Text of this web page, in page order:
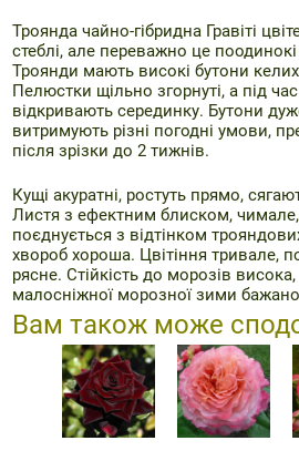
Троянда чайно-гібридна Гравіті
стеблі, але переважно це
Троянди мають високі бутони
Пелюстки щільно згорнуті, а під
відкривають серединку. Бутони
витримують різні погодні умови,
після зрізки до 2 тижнів.
Кущі акуратні, ростуть прямо,
Листя з ефектним блиском,
поєднується з відтінком
хвороб хороша. Цвітіння тривале,
рясне. Стійкість до морозів
малосніжної морозної зими бажано
Вам також може